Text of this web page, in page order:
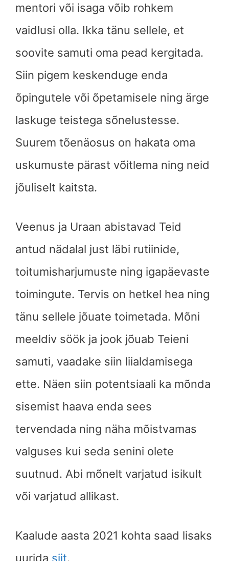
mentori või isaga võib rohkem
vaidlusi olla. Ikka tänu sellele, et
soovite samuti oma pead kergitada.
Siin pigem keskenduge enda
õpingutele või õpetamisele ning ärge
laskuge teistega sõnelustesse.
Suurem tõenäosus on hakata oma
uskumuste pärast võitlema ning neid
jõuliselt kaitsta.
Veenus ja Uraan abistavad Teid
antud nädalal just läbi rutiinide,
toitumisharjumuste ning igapäevaste
toimingute. Tervis on hetkel hea ning
tänu sellele jõuate toimetada. Mõni
meeldiv söök ja jook jõuab Teieni
samuti, vaadake siin liialdamisega
ette. Näen siin potentsiaali ka mõnda
sisemist haava enda sees
tervendada ning näha mõistvamas
valguses kui seda senini olete
suutnud. Abi mõnelt varjatud isikult
või varjatud allikast.
Kaalude aasta 2021 kohta saad lisaks
uurida siit.